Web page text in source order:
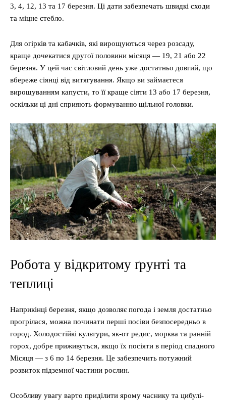
3, 4, 12, 13 та 17 березня. Ці дати забезпечать швидкі сходи
та міцне стебло.
Для огірків та кабачків, які вирощуються через розсаду,
краще дочекатися другої половини місяця — 19, 21 або 22
березня. У цей час світловий день уже достатньо довгий, що
вбереже сіянці від витягування. Якщо ви займаєтеся
вирощуванням капусти, то її краще сіяти 13 або 17 березня,
оскільки ці дні сприяють формуванню щільної головки.
Робота у відкритому ґрунті та
теплиці
Наприкінці березня, якщо дозволяє погода і земля достатньо
прогрілася, можна починати перші посіви безпосередньо в
город. Холодостійкі культури, як-от редис, морква та ранній
горох, добре приживуться, якщо їх посіяти в період спадного
Місяця — з 6 по 14 березня. Це забезпечить потужний
розвиток підземної частини рослин.
Особливу увагу варто приділити ярому часнику та цибулі-